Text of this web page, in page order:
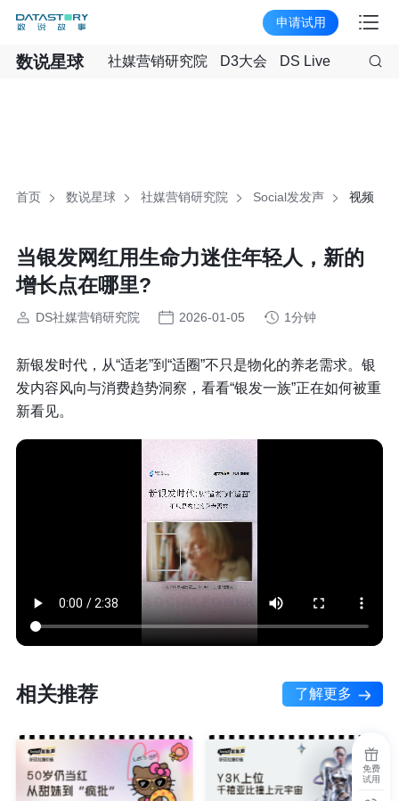
申请试用
数说星球 社媒营销研究院 D3大会 DS Live
首页 数说星球 社媒营销研究院 Social发发声 视频
当银发网红用生命力迷住年轻人，新的
增长点在哪里?
DS社媒营销研究院 2026-01-05 1分钟
新银发时代，从“适老”到“适圈”不只是物化的养老需求。银
发内容风向与消费趋势洞察，看看“银发一族”正在如何被重
新看见。
相关推荐 了解更多
免费
试用